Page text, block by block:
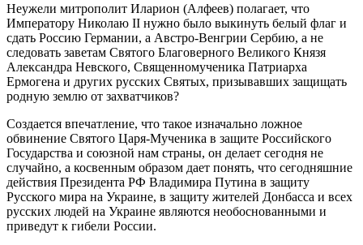
Неужели митрополит Иларион (Алфеев) полагает, что
Императору Николаю II нужно было выкинуть белый флаг и
сдать Россию Германии, а Австро-Венгрии Сербию, а не
следовать заветам Святого Благоверного Великого Князя
Александра Невского, Священномученика Патриарха
Ермогена и других русских Святых, призывавших защищать
родную землю от захватчиков?
Создается впечатление, что такое изначально ложное
обвинение Святого Царя-Мученика в защите Российского
Государства и союзной нам страны, он делает сегодня не
случайно, а косвенным образом дает понять, что сегодняшние
действия Президента РФ Владимира Путина в защиту
Русского мира на Украине, в защиту жителей Донбасса и всех
русских людей на Украине являются необоснованными и
приведут к гибели России.